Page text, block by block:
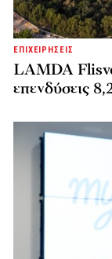
ΕΠΙΧΕΙΡΗΣΕΙΣ
LAMDA
επενδύσεις